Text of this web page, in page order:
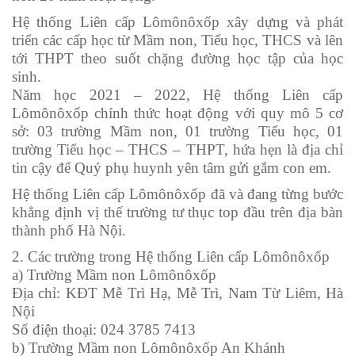
Hệ thống Liên cấp Lômônôxốp xây dựng và phát
triển các cấp học từ Mầm non, Tiểu học, THCS và lên
tới THPT theo suốt chặng đường học tập của học
sinh.
Năm học 2021 – 2022, Hệ thống Liên cấp
Lômônôxốp chính thức hoạt động với quy mô 5 cơ
sở: 03 trường Mầm non, 01 trường Tiểu học, 01
trường Tiểu học – THCS – THPT, hứa hẹn là địa chỉ
tin cậy để Quý phụ huynh yên tâm gửi gắm con em.
Hệ thống Liên cấp Lômônôxốp đã và đang từng bước
khẳng định vị thế trường tư thục top đầu trên địa bàn
thành phố Hà Nội.
2. Các trường trong Hệ thống Liên cấp Lômônôxốp
a) Trường Mầm non Lômônôxốp
Địa chỉ: KĐT Mễ Trì Hạ, Mễ Trì, Nam Từ Liêm, Hà
Nội
Số điện thoại: 024 3785 7413
b) Trường Mầm non Lômônôxốp An Khánh